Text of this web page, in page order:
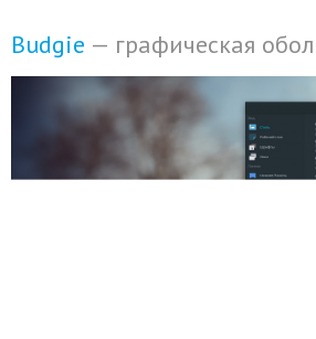
Budgie — графическая